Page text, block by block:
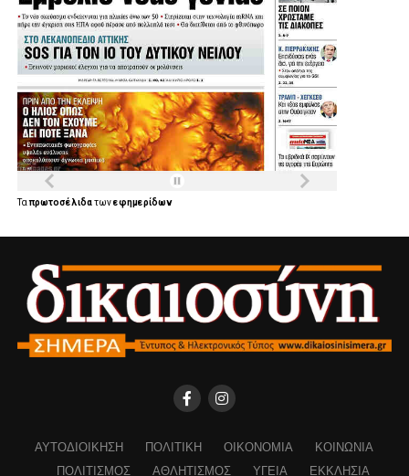
Ταπρωτοσέλιδατωνεφημερίδων
ΑΥΤΟΔΙΟΊΚΗΣΗ ΠΟΛΙΤΙΚΉ ΟΙΚΟΝΟΜΊΑ
ΚΟΙΝΩΝΊΑ
ΠΟΛΙΤΙΣΜΌΣ
ΑΘΛΗΤΙΣΜΌΣ ΥΓΕΊΑ ΕΚΚΛΗΣΊΑ